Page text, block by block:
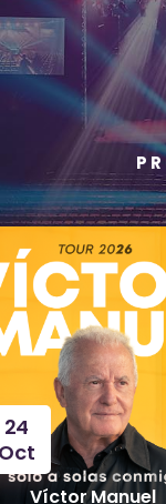
P
24
Víctor Manuel